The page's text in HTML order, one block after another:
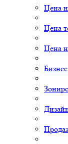
Цена
Цена
Цена